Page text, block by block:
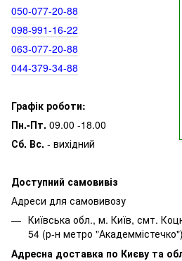
050‑077‑20‑88
098‑991‑16‑22
063‑077‑20‑88
044‑379‑34‑88
Графік роботи:
Пн.-Пт. 09.00 -18.00
Сб. Вс. - вихідний
Доступний самовивіз
Адреси для самовивозу
Київська обл., м. Київ, смт.
54 (р-н метро "Академмістечко")
Адресна доставка по Києву та